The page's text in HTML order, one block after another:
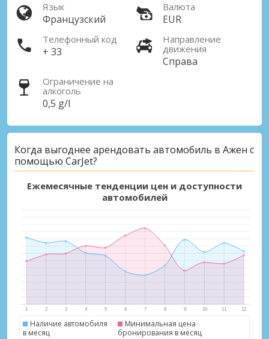
Язык
Французский
Валюта
EUR
Телефонный код
+ 33
Направление
движения
Справа
Ограничение на
алкоголь
0,5 g/l
Когда выгоднее арендовать автомобиль в Ажен с
помощью CarJet?
Ежемесячные тенденции цен и доступности
автомобилей
Наличие автомобиля
в месяц
Минимальная цена
бронирования в месяц